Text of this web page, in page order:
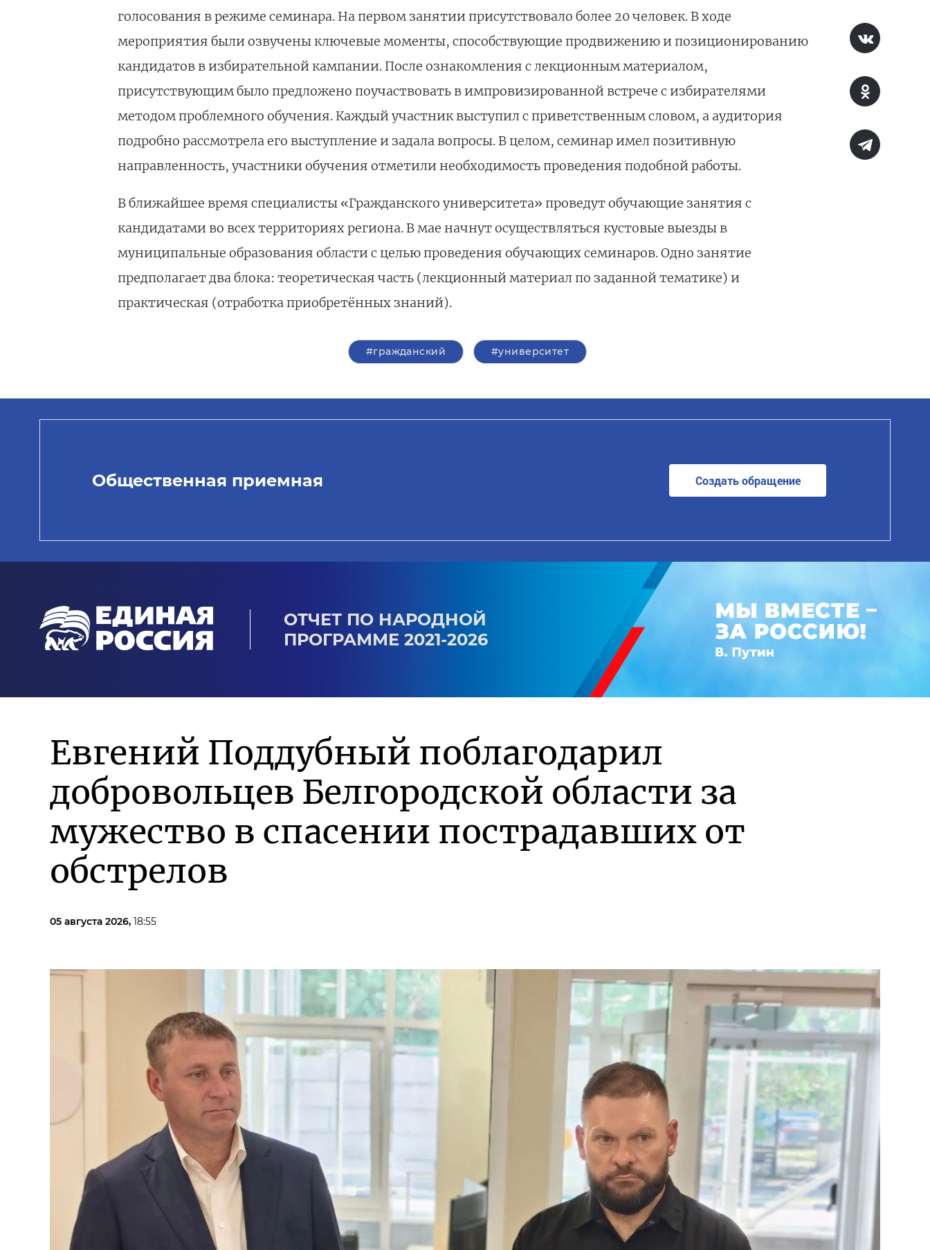
голосования в режиме семинара. На первом занятии присутствовало более 20 человек. В ходе
мероприятия были озвучены ключевые моменты, способствующие продвижению и позиционированию
кандидатов в избирательной кампании. После ознакомления с лекционным материалом,
присутствующим было предложено поучаствовать в импровизированной встрече с избирателями
методом проблемного обучения. Каждый участник выступил с приветственным словом, а аудитория
подробно рассмотрела его выступление и задала вопросы. В целом, семинар имел позитивную
направленность, участники обучения отметили необходимость проведения подобной работы.
В ближайшее время специалисты «Гражданского университета» проведут обучающие занятия с
кандидатами во всех территориях региона. В мае начнут осуществляться кустовые выезды в
муниципальные образования области с целью проведения обучающих семинаров. Одно занятие
предполагает два блока: теоретическая часть (лекционный материал по заданной тематике) и
практическая (отработка приобретённых знаний).
#гражданский #университет
Общественная приемная Создать обращение
ОТЧЕТ ПО НАРОДНОЙ
ПРОГРАММЕ 2021-2026
Евгений Поддубный поблагодарил
добровольцев Белгородской области за
мужество в спасении пострадавших от
обстрелов
05 августа 2026, 18:55